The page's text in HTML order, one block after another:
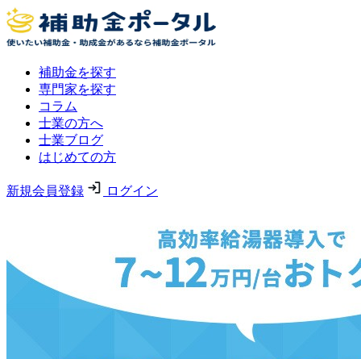
補助金を探す
専門家を探す
コラム
士業の方へ
士業ブログ
はじめての方
新規会員登録 ログイン